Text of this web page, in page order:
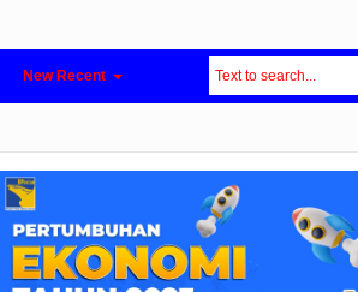
New Recent